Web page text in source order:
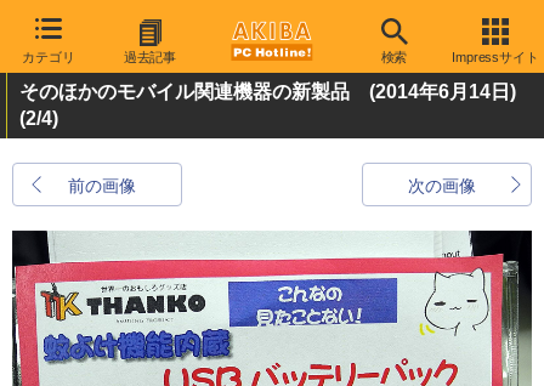
カテゴリ 過去記事 検索 Impressサイト
そのほかのモバイル関連機器の新製品 (2014年6月14日)
(2/4)
前の画像 次の画像